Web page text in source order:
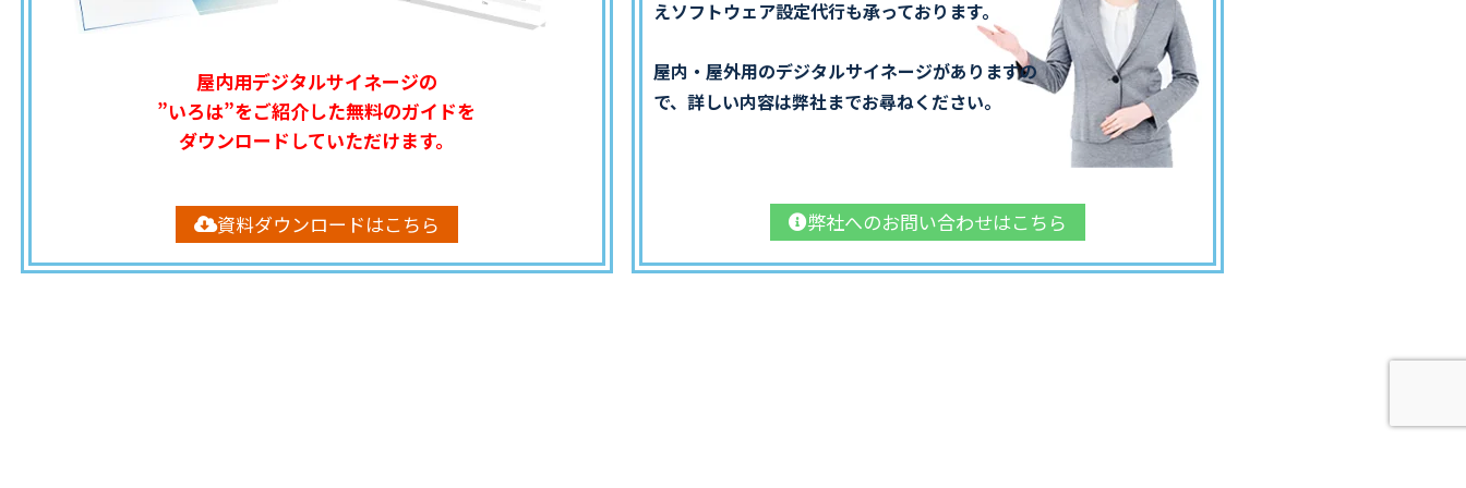
屋内用デジタルサイネージの
”いろは”をご紹介した無料のガイドを
ダウンロードしていただけます。
資料ダウンロードはこちら
えソフトウェア設定代行も承っております。
屋内・屋外用のデジタルサイネージがありますの
で、詳しい内容は弊社までお尋ねください。
弊社へのお問い合わせはこちら